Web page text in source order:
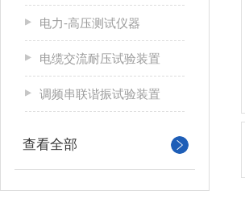
电力-高压测试仪器
电缆交流耐压试验装置
调频串联谐振试验装置
查看全部